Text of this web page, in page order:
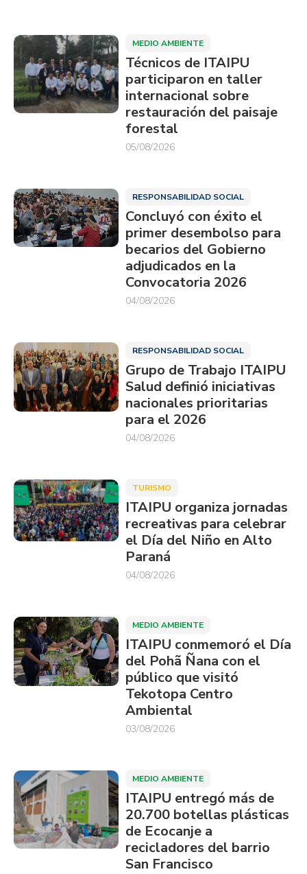
MEDIO AMBIENTE
Técnicos de ITAIPU
participaron en taller
internacional sobre
restauración del paisaje
forestal
05/08/2026
RESPONSABILIDAD SOCIAL
Concluyó con éxito el
primer desembolso para
becarios del Gobierno
adjudicados en la
Convocatoria 2026
04/08/2026
RESPONSABILIDAD SOCIAL
Grupo de Trabajo ITAIPU
Salud definió iniciativas
nacionales prioritarias
para el 2026
04/08/2026
TURISMO
ITAIPU organiza jornadas
recreativas para celebrar
el Día del Niño en Alto
Paraná
04/08/2026
MEDIO AMBIENTE
ITAIPU conmemoró el Día
del Pohã Ñana con el
público que visitó
Tekotopa Centro
Ambiental
03/08/2026
MEDIO AMBIENTE
ITAIPU entregó más de
20.700 botellas plásticas
de Ecocanje a
recicladores del barrio
San Francisco